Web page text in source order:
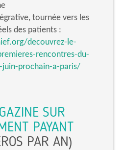
tournée vers les
des patients :
decouvrez-le-
rencontres-du-
juin-prochain-a-paris/
SUR
PAYANT
PAR AN)